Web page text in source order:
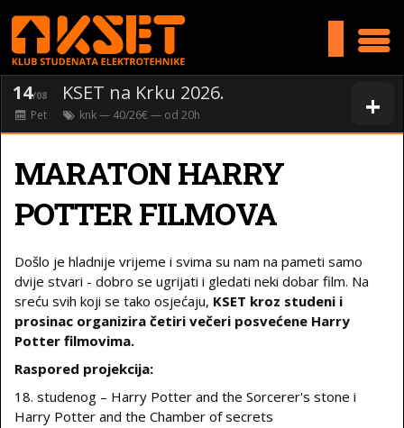
+
14/08 KSET na Krku 2026.
Pet knk— 40/26€ — od 20h
MARATON HARRY
POTTER FILMOVA
Došlo je hladnije vrijeme i svima su nam na pameti samo
dvije stvari - dobro se ugrijati i gledati neki dobar film. Na
sreću svih koji se tako osjećaju, KSET kroz studeni i
prosinac organizira četiri večeri posvećene Harry
Potter filmovima.
Raspored projekcija:
18. studenog – Harry Potter and the Sorcerer's stone i
Harry Potter and the Chamber of secrets